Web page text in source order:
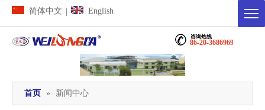
简体中文 English
咨询热线
86-20-36869698
首页 » 新闻中心